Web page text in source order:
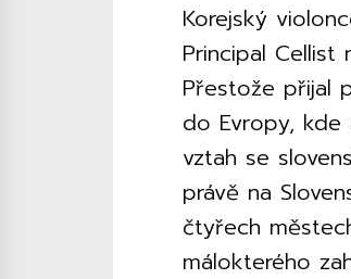
Korejský
Principal Cellist
Přestože přijal
do Evropy,
vztah se
právě na
čtyřech
málokterého